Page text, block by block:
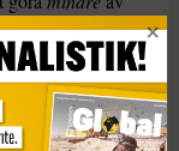
det behöver vi
gränser.
tilltro till
Politik
ohämmad